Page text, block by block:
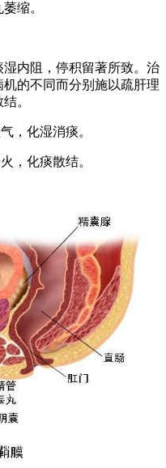
缩。
内阻，停积留著所致。治
的不同而分别施以疏肝理
。
化湿消痰。
化痰散结。